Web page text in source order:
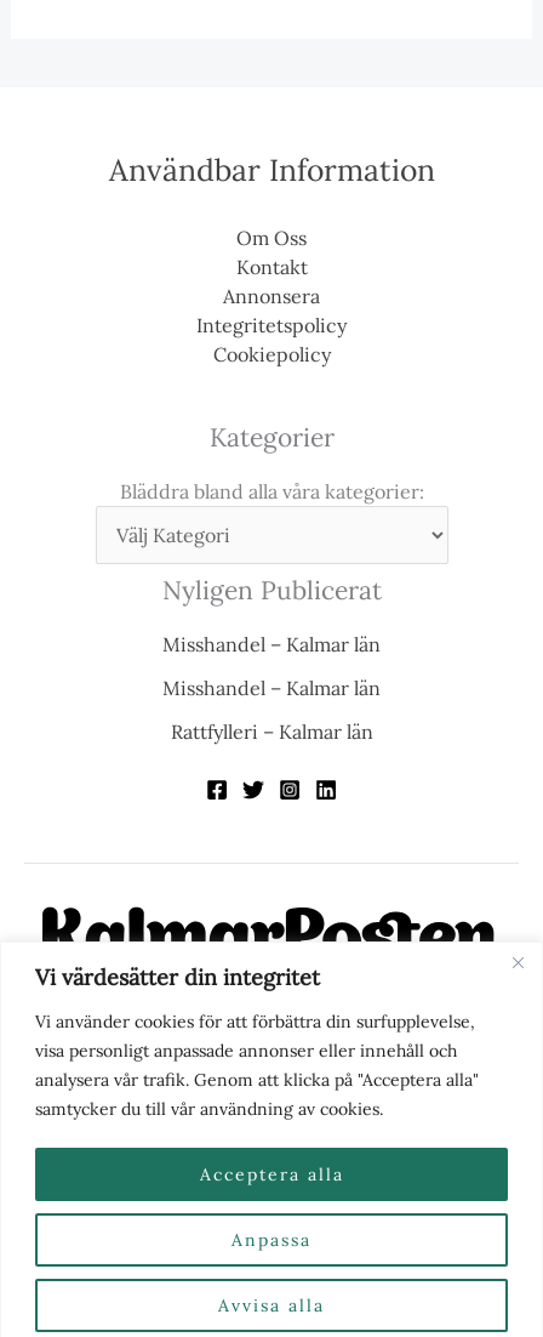
Vi värdesätter din integritet
Vi använder cookies för att förbättra din surfupplevelse,
visa personligt anpassade annonser eller innehåll och
analysera vår trafik. Genom att klicka på "Acceptera alla"
samtycker du till vår användning av cookies.
Anpassa
Avvisa alla
Acceptera alla
Användbar Information
Om Oss
Kontakt
Annonsera
Integritetspolicy
Cookiepolicy
Kategorier
Bläddra bland alla våra kategorier:
Nyligen Publicerat
Misshandel – Kalmar län
Misshandel – Kalmar län
Rattfylleri – Kalmar län
KalmarPosten är en modern lokalnyhetstidning på nätet. Med
fokus på Kalmarregionen, men också med blick för det större
perspektivet, vill vi vara din självklara kanal för nyheter,
berättelser och engagemang. KalmarPosten grundades 1988 och
fick nya ägare 2025.
Nyhetstips eller frågor?Kontakta oss
2026 | Kalmarposten.se |Se alla Kategorier & Ämnen
här